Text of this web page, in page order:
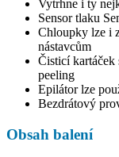
Vytrhne i ty
Sensor tlaku
Chloupky lze i
nástavcům
Čisticí kartáček
peeling
Epilátor lze
Bezdrátový
Obsah balení